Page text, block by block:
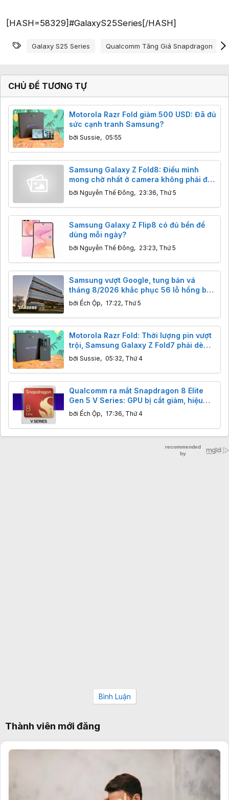
[HASH=58329]#GalaxyS25Series[/HASH]
Từ khóa
Galaxy S25 Series Qualcomm Tăng Giá Snapdragon
CHỦ ĐỀ TƯƠNG TỰ
Motorola Razr Fold giảm 500 USD: Đã đủ
sức cạnh tranh Samsung?
bởi Sussie, 05:55
Samsung Galaxy Z Fold8: Điều mình
mong chờ nhất ở camera không phải độ
phân giải
bởi Nguyễn Thế Đông, 23:36, Thứ 5
Samsung Galaxy Z Flip8 có đủ bền để
dùng mỗi ngày?
bởi Nguyễn Thế Đông, 23:23, Thứ 5
Samsung vượt Google, tung bản vá
tháng 8/2026 khắc phục 56 lỗ hổng bảo
mật trên Galaxy.
bởi Ếch Ộp, 17:22, Thứ 5
Motorola Razr Fold: Thời lượng pin vượt
trội, Samsung Galaxy Z Fold7 phải dè
chừng.
bởi Sussie, 05:32, Thứ 4
Qualcomm ra mắt Snapdragon 8 Elite
Gen 5 V Series: GPU bị cắt giảm, hiệu
năng ra sao?
bởi Ếch Ộp, 17:36, Thứ 4
Bình Luận
Thành viên mới đăng